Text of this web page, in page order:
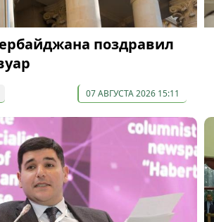
поздравил
07 АВГУСТА 2026 15:11